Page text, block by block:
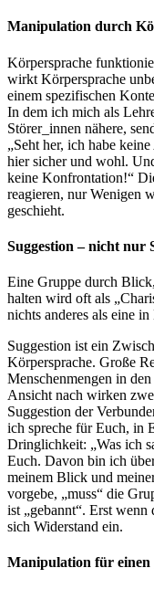
Manipulation durch
Körpersprache
wirkt Körpersprache
einem spezifischen
In dem ich mich als
Störer_innen nähere,
„Seht her, ich habe
hier sicher und wohl.
keine Konfrontation!“
reagieren, nur Wenigen
geschieht.
Suggestion – nicht
Eine Gruppe durch
halten wird oft als
nichts anderes als eine
Suggestion ist ein
Körpersprache. Große
Menschenmengen in
Ansicht nach wirken
Suggestion der
ich spreche für Euch, in
Dringlichkeit: „Was ich
Euch. Davon bin ich
meinem Blick und
vorgebe, „muss“ die
ist „gebannt“. Erst
sich Widerstand ein.
Manipulation für einen